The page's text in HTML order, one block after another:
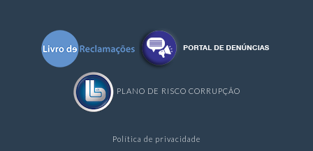
PLANO DE RISCO CORRUPÇÃO
Política de privacidade